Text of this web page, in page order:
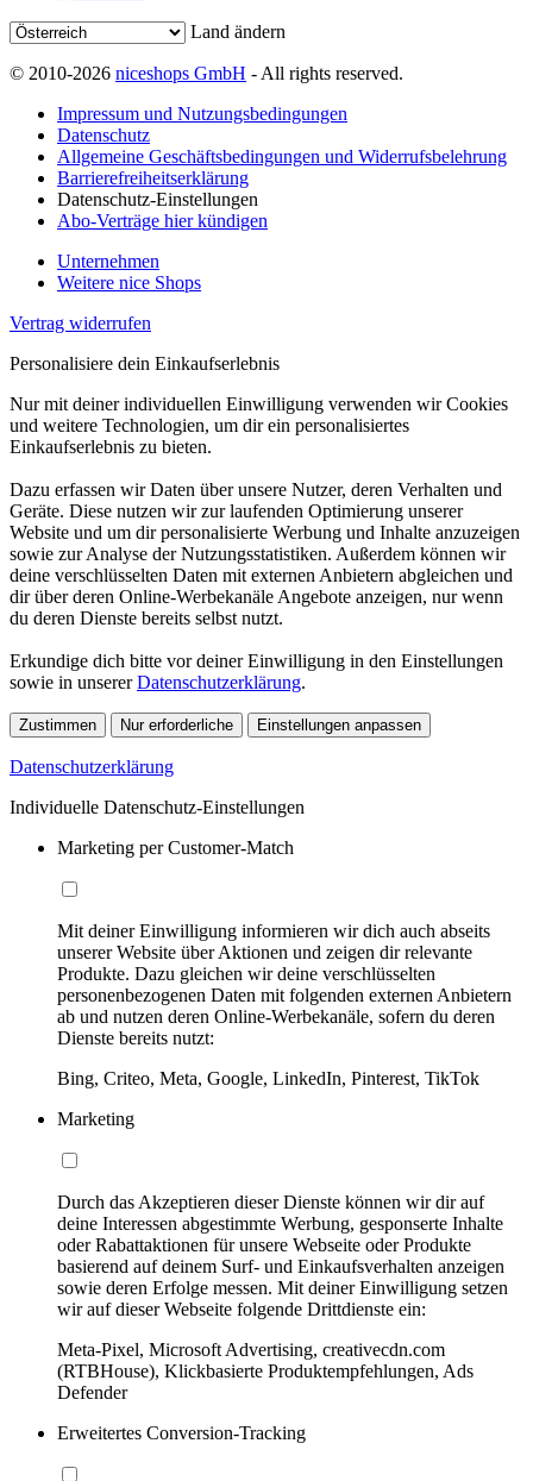
Land ändern
© 2010-2026 niceshops GmbH - All rights reserved.
Impressum und Nutzungsbedingungen
Datenschutz
Allgemeine Geschäftsbedingungen und Widerrufsbelehrung
Barrierefreiheitserklärung
Datenschutz-Einstellungen
Abo-Verträge hier kündigen
Unternehmen
Weitere nice Shops
Vertrag widerrufen
Personalisiere dein Einkaufserlebnis
Nur mit deiner individuellen Einwilligung verwenden wir Cookies
und weitere Technologien, um dir ein personalisiertes
Einkaufserlebnis zu bieten.
Dazu erfassen wir Daten über unsere Nutzer, deren Verhalten und
Geräte. Diese nutzen wir zur laufenden Optimierung unserer
Website und um dir personalisierte Werbung und Inhalte anzuzeigen
sowie zur Analyse der Nutzungsstatistiken. Außerdem können wir
deine verschlüsselten Daten mit externen Anbietern abgleichen und
dir über deren Online-Werbekanäle Angebote anzeigen, nur wenn
du deren Dienste bereits selbst nutzt.
Erkundige dich bitte vor deiner Einwilligung in den Einstellungen
sowie in unsererDatenschutzerklärung.
Zustimmen Nur erforderliche Einstellungen anpassen
Datenschutzerklärung
Individuelle Datenschutz-Einstellungen
Marketing per Customer-Match
Mit deiner Einwilligung informieren wir dich auch abseits
unserer Website über Aktionen und zeigen dir relevante
Produkte. Dazu gleichen wir deine verschlüsselten
personenbezogenen Daten mit folgenden externen Anbietern
ab und nutzen deren Online-Werbekanäle, sofern du deren
Dienste bereits nutzt:
Bing, Criteo, Meta, Google, LinkedIn, Pinterest, TikTok
Marketing
Durch das Akzeptieren dieser Dienste können wir dir auf
deine Interessen abgestimmte Werbung, gesponserte Inhalte
oder Rabattaktionen für unsere Webseite oder Produkte
basierend auf deinem Surf- und Einkaufsverhalten anzeigen
sowie deren Erfolge messen. Mit deiner Einwilligung setzen
wir auf dieser Webseite folgende Drittdienste ein:
Meta-Pixel, Microsoft Advertising, creativecdn.com
(RTBHouse), Klickbasierte Produktempfehlungen, Ads
Defender
Erweitertes Conversion-Tracking